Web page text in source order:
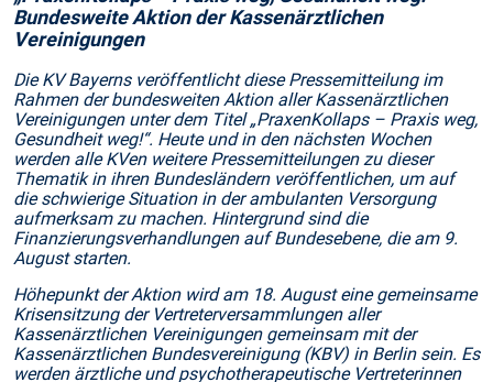
Bundesweite Aktion der Kassenärztlichen
Vereinigungen
Die KV Bayerns veröffentlicht diese Pressemitteilung im
Rahmen der bundesweiten Aktion aller Kassenärztlichen
Vereinigungen unter dem Titel „PraxenKollaps – Praxis weg,
Gesundheit weg!“. Heute und in den nächsten Wochen
werden alle KVen weitere Pressemitteilungen zu dieser
Thematik in ihren Bundesländern veröffentlichen, um auf
die schwierige Situation in der ambulanten Versorgung
aufmerksam zu machen. Hintergrund sind die
Finanzierungsverhandlungen auf Bundesebene, die am 9.
August starten.
Höhepunkt der Aktion wird am 18. August eine gemeinsame
Krisensitzung der Vertreterversammlungen aller
Kassenärztlichen Vereinigungen gemeinsam mit der
Kassenärztlichen Bundesvereinigung (KBV) in Berlin sein. Es
werden ärztliche und psychotherapeutische Vertreterinnen